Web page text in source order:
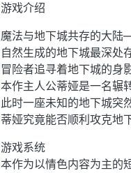
游戏介绍
魔法与地下城共存的大陆
自然生成的地下城最深处
冒险者追寻着地下城的身影
本作主人公蒂娅是一名辗
此时一座未知的地下城突
蒂娅究竟能否顺利攻克地
游戏系统
本作为以情色内容为主的